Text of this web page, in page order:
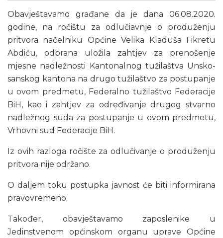
Obavještavamo građane da je dana 06.08.2020.
godine, na ročištu za odlučiavnje o produženju
pritvora načelniku Općine Velika Kladuša Fikretu
Abdiću, odbrana uložila zahtjev za prenošenje
mjesne nadležnosti Kantonalnog tužilaštva Unsko-
sanskog kantona na drugo tužilaštvo za postupanje
u ovom predmetu, Federalno tužilaštvo Federacije
BiH, kao i zahtjev za određivanje drugog stvarno
nadležnog suda za postupanje u ovom predmetu,
Vrhovni sud Federacije BiH.
Iz ovih razloga ročište za odlučivanje o produženju
pritvora nije održano.
O daljem toku postupka javnost će biti informirana
pravovremeno.
Također, obavještavamo zaposlenike u
Jedinstvenom općinskom organu uprave Općine